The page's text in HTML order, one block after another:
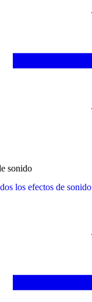
sonido
los efectos de sonido